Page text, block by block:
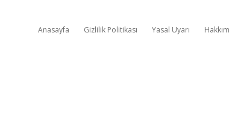
Anasayfa Gizlilik Politikası Yasal Uyarı